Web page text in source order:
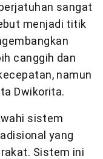
sangat
menjadi titik
canggih dan
namun
Dwikorita.
sistem
yang
Sistem ini